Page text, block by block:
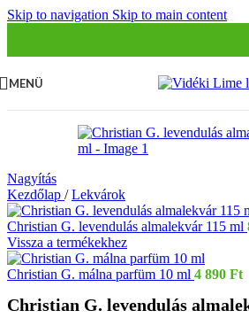
Skip to navigation Skip to main content
MENÜ
Nagyítás
Kezdőlap / Lekvárok
Christian G. levendulás almalekvár 115 ml
Vissza a termékekhez
Christian G. málna parfüm 10 ml 4 890 Ft
Christian G. levendulás